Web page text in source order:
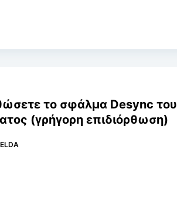
το σφάλμα Desync του
(γρήγορη επιδιόρθωση)